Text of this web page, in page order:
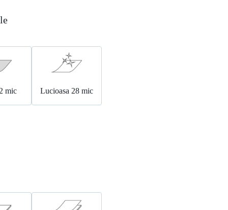
mic Lucioasa 28 mic